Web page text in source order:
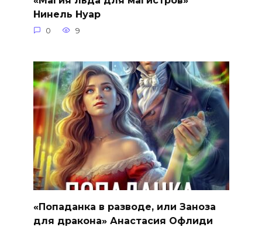
Нинель Нуар
0 9
«Попаданка в разводе, или Заноза
для дракона» Анастасия Офлиди